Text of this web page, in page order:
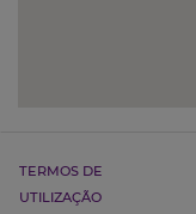
TERMOS DE
UTILIZAÇÃO